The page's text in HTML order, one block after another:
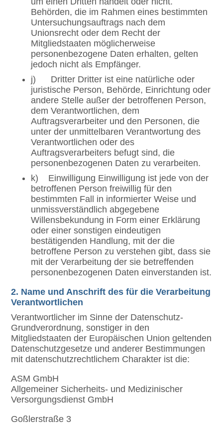
Behörden, die im Rahmen eines bestimmten
Untersuchungsauftrags nach dem
Unionsrecht oder dem Recht der
Mitgliedstaaten möglicherweise
personenbezogene Daten erhalten, gelten
jedoch nicht als Empfänger.
j) Dritter Dritter ist eine natürliche oder
juristische Person, Behörde, Einrichtung oder
andere Stelle außer der betroffenen Person,
dem Verantwortlichen, dem
Auftragsverarbeiter und den Personen, die
unter der unmittelbaren Verantwortung des
Verantwortlichen oder des
Auftragsverarbeiters befugt sind, die
personenbezogenen Daten zu verarbeiten.
k) Einwilligung Einwilligung ist jede von der
betroffenen Person freiwillig für den
bestimmten Fall in informierter Weise und
unmissverständlich abgegebene
Willensbekundung in Form einer Erklärung
oder einer sonstigen eindeutigen
bestätigenden Handlung, mit der die
betroffene Person zu verstehen gibt, dass sie
mit der Verarbeitung der sie betreffenden
personenbezogenen Daten einverstanden ist.
2. Name und Anschrift des für die Verarbeitung
Verantwortlichen
Verantwortlicher im Sinne der Datenschutz-
Grundverordnung, sonstiger in den
Mitgliedstaaten der Europäischen Union geltenden
Datenschutzgesetze und anderer Bestimmungen
mit datenschutzrechtlichem Charakter ist die:
ASM GmbH
Allgemeiner Sicherheits- und Medizinischer
Versorgungsdienst GmbH
Goßlerstraße 3